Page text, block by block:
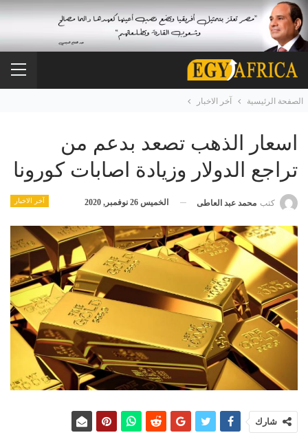
الصفحة الرئيسية آخر الاخبار
اسعار الذهب تصعد بدعم من
تراجع الدولار وزيادة اصابات كورونا
آخر الاخبار كتب محمد عبد العاطى الخميس 26 نوفمبر, 2020
شارك